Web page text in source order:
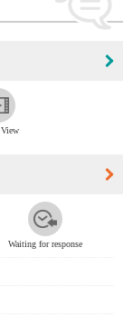
Waiting for response